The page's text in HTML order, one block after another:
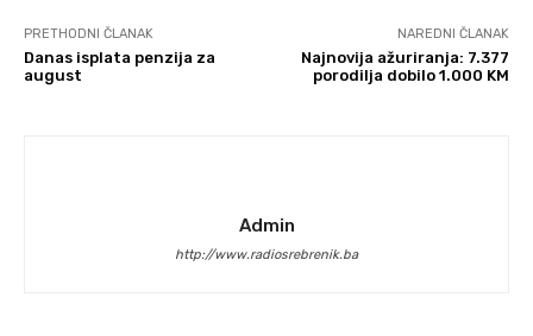
PRETHODNI ČLANAK
Danas isplata penzija za
august
NAREDNI ČLANAK
Najnovija ažuriranja: 7.377
porodilja dobilo 1.000 KM
Admin
http://www.radiosrebrenik.ba